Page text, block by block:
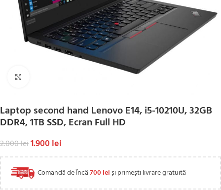
Laptop second hand Lenovo E14, i5-10210U, 32GB
DDR4, 1TB SSD, Ecran Full HD
2.000lei1.900lei
Comandă de Încă700 leiși primești livrare gratuită